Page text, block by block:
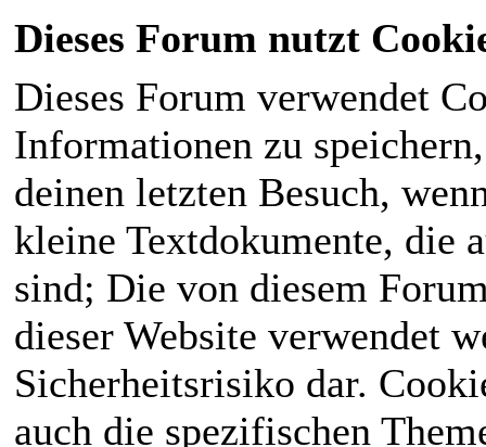
Dieses Forum nutzt
Dieses Forum verwendet
Informationen zu
deinen letzten Besuch,
kleine Textdokumente, die
sind; Die von diesem
dieser Website verwendet
Sicherheitsrisiko dar.
auch die spezifischen